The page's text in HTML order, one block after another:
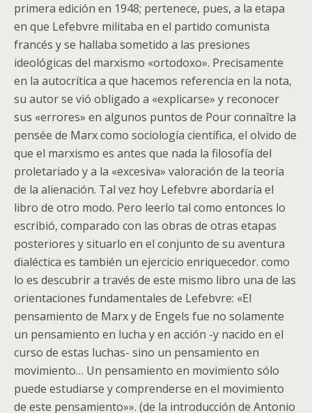
primera edición en 1948; pertenece, pues, a la etapa
en que Lefebvre militaba en el partido comunista
francés y se hallaba sometido a las presiones
ideológicas del marxismo «ortodoxo». Precisamente
en la autocrítica a que hacemos referencia en la nota,
su autor se vió obligado a «explicarse» y reconocer
sus «errores» en algunos puntos de Pour connaître la
pensée de Marx como sociología científica, el olvido de
que el marxismo es antes que nada la filosofía del
proletariado y a la «excesiva» valoración de la teoría
de la alienación. Tal vez hoy Lefebvre abordaría el
libro de otro modo. Pero leerlo tal como entonces lo
escribió, comparado con las obras de otras etapas
posteriores y situarlo en el conjunto de su aventura
dialéctica es también un ejercicio enriquecedor. como
lo es descubrir a través de este mismo libro una de las
orientaciones fundamentales de Lefebvre: «El
pensamiento de Marx y de Engels fue no solamente
un pensamiento en lucha y en acción -y nacido en el
curso de estas luchas- sino un pensamiento en
movimiento… Un pensamiento en movimiento sólo
puede estudiarse y comprenderse en el movimiento
de este pensamiento»». (de la introducción de Antonio